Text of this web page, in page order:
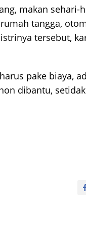
makan sehari-
tangga,
tersebut,
pake biaya,
dibantu,